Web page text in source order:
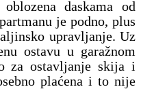
daskama od
je podno, plus
upravljanje. Uz
ostavu u garažnom
za ostavljanje skija i
plaćena i to nije